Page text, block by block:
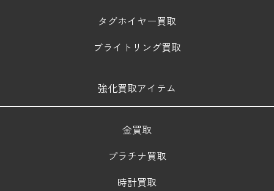
タグホイヤー買取
ブライトリング買取
強化買取アイテム
金買取
プラチナ買取
時計買取